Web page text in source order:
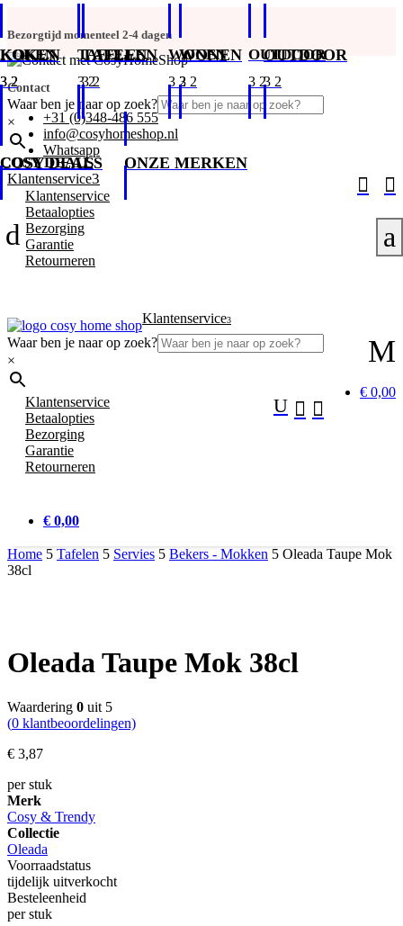
Bezorgtijd momenteel 2-4 dagen
Contact
+31 (0)348-486 555
info@cosyhomeshop.nl
Whatsapp
Waar ben je naar op zoek?
×


Klantenservice3
Klantenservice
Betaalopties
Bezorging
Garantie
Retourneren
KOKEN TAFELEN WONEN OUTDOOR
COSY DEALS
d
Waar ben je naar op zoek?
×
M
€ 0,00


U
Klantenservice3
Klantenservice
Betaalopties
Bezorging
Garantie
Retourneren
KOKEN TAFELEN WONEN OUTDOOR
COSY DEALS ONZE MERKEN
a
€ 0,00
Home 5 Tafelen 5 Servies 5 Bekers - Mokken 5 Oleada Taupe Mok
38cl
Oleada Taupe Mok 38cl
Waardering 0 uit 5
(0 klantbeoordelingen)
€ 3,87
per stuk
Merk
Cosy & Trendy
Collectie
Oleada
Voorraadstatus
tijdelijk uitverkocht
Besteleenheid
per stuk